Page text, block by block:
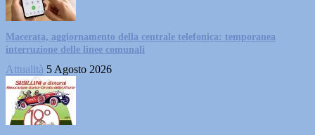
Macerata, aggiornamento della centrale telefonica: temporanea
interruzione delle linee comunali
Attualità 5 Agosto 2026